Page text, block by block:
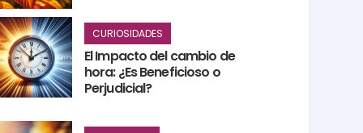
CURIOSIDADES
El Impacto del cambio de
hora: ¿Es Beneficioso o
Perjudicial?